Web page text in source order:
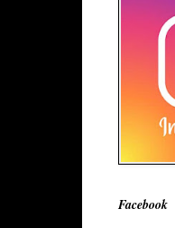
Facebook